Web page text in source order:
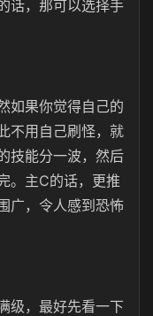
话，那可以选择手
如果你觉得自己的
不用自己刷怪，就
技能分一波，然后
。主C的话，更推
广，令人感到恐怖
级，最好先看一下